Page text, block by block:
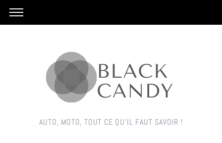
AUTO, MOTO, TOUT CE QU'IL FAUT SAVOIR !